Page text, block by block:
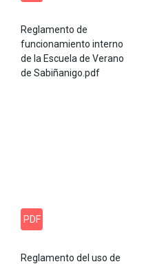
Reglamento de
funcionamiento interno
de la Escuela de Verano
de Sabiñanigo.pdf
PDF
Reglamento del uso de